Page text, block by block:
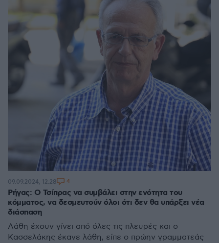
Ρήγας: Ο Τσίπρας να συμβάλει στην ενότητα του
κόμματος, να δεσμευτούν όλοι ότι δεν θα υπάρξει νέα
διάσπαση
Λάθη έχουν γίνει από όλες τις πλευρές και ο
Κασσελάκης έκανε λάθη, είπε ο πρώην γραμματεάς
09.09.2024, 12:28 4